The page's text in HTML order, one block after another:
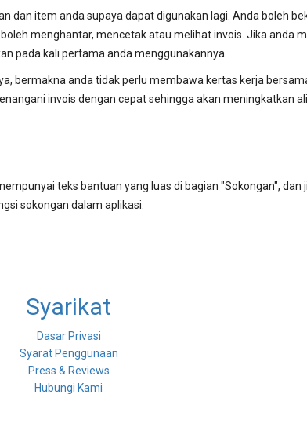
dan item anda supaya dapat digunakan lagi. Anda boleh
menghantar, mencetak atau melihat invois. Jika anda
pada kali pertama anda menggunakannya.
bermakna anda tidak perlu membawa kertas kerja
invois dengan cepat sehingga akan meningkatkan
teks bantuan yang luas di bagian "Sokongan", dan
sokongan dalam aplikasi.
Syarikat
Dasar Privasi
Syarat Penggunaan
Press & Reviews
Hubungi Kami